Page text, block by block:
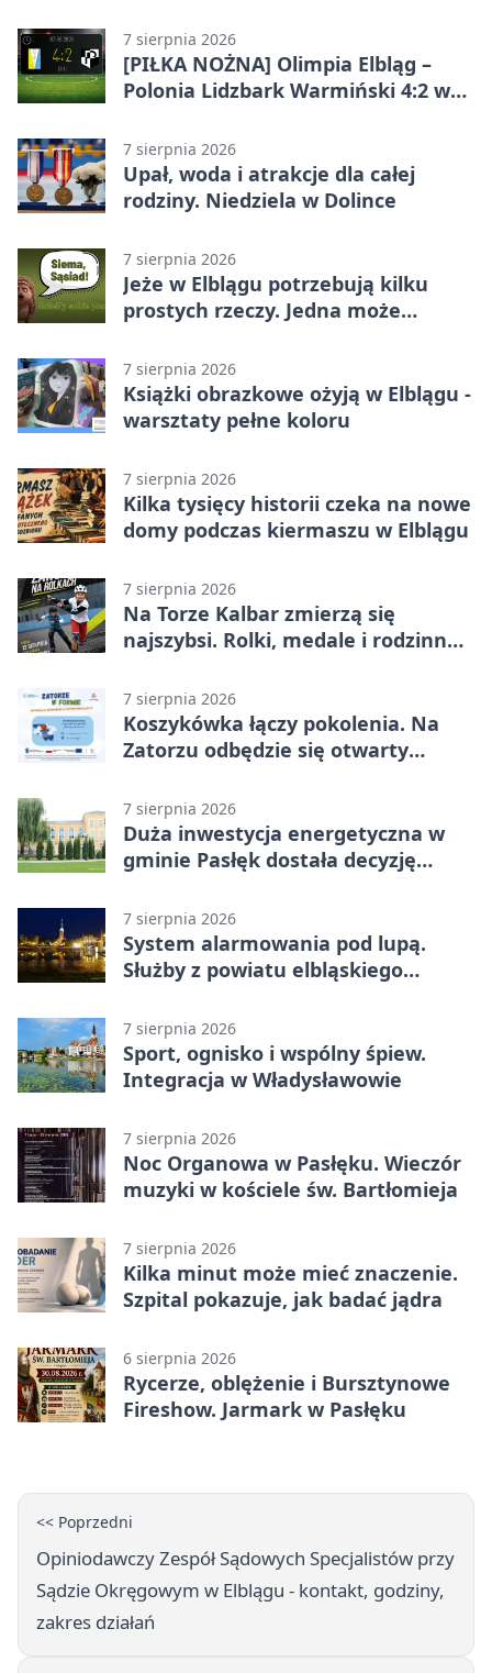
7 sierpnia 2026
[PIŁKA NOŻNA] Olimpia Elbląg –
Polonia Lidzbark Warmiński 4:2 w
7 sierpnia 2026
Upał, woda i atrakcje dla całej
rodziny. Niedziela w Dolince
7 sierpnia 2026
Jeże w Elblągu potrzebują kilku
prostych rzeczy. Jedna może
7 sierpnia 2026
Książki obrazkowe ożyją w Elblągu -
warsztaty pełne koloru
7 sierpnia 2026
Kilka tysięcy historii czeka na nowe
domy podczas kiermaszu w Elblągu
7 sierpnia 2026
Na Torze Kalbar zmierzą się
najszybsi. Rolki, medale i rodzinna
7 sierpnia 2026
Koszykówka łączy pokolenia. Na
Zatorzu odbędzie się otwarty
7 sierpnia 2026
Duża inwestycja energetyczna w
gminie Pasłęk dostała decyzję
7 sierpnia 2026
System alarmowania pod lupą.
Służby z powiatu elbląskiego
7 sierpnia 2026
Sport, ognisko i wspólny śpiew.
Integracja w Władysławowie
7 sierpnia 2026
Noc Organowa w Pasłęku. Wieczór
muzyki w kościele św. Bartłomieja
7 sierpnia 2026
Kilka minut może mieć znaczenie.
Szpital pokazuje, jak badać jądra
6 sierpnia 2026
Rycerze, oblężenie i Bursztynowe
Fireshow. Jarmark w Pasłęku
<< Poprzedni
Opiniodawczy Zespół Sądowych Specjalistów przy
Sądzie Okręgowym w Elblągu - kontakt, godziny,
zakres działań